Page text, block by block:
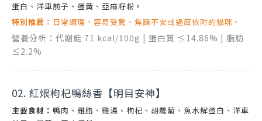
蛋白、洋車前子、蛋黃、亞麻籽粉。
特別推薦： 日常調理、容易受驚、焦躁不安或過度依附的貓咪。
營養分析：代謝能 71 kcal/100g | 蛋白質 ≤14.86% | 脂肪
≤2.2%
02. 紅煨枸杞鴨絲香【明目安神】
主要食材： 鴨肉、雞脂、雞湯、枸杞、胡蘿蔔、魚水解蛋白、洋車